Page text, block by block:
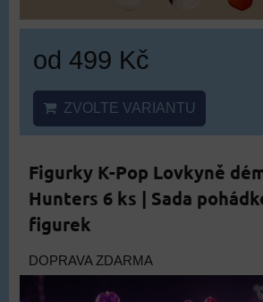
od 499 Kč
ZVOLTE VARIANTU
Figurky K-Pop Lovkyně
Hunters 6 ks | Sada
figurek
DOPRAVA ZDARMA